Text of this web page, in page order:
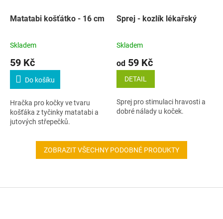
Matatabi košťátko - 16 cm
Skladem
59 Kč
Do košíku
Hračka pro kočky ve tvaru
košťáka z tyčinky matatabi a
jutových střepečků.
Sprej - kozlík lékařský
Skladem
od 59 Kč
DETAIL
Sprej pro stimulaci hravosti a
dobré nálady u koček.
ZOBRAZIT VŠECHNY PODOBNÉ PRODUKTY